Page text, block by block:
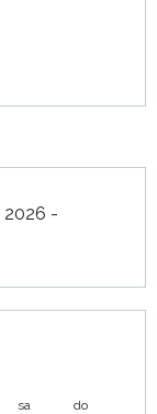
2026 -
sa do